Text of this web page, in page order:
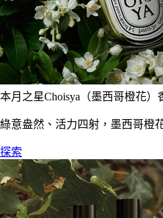
本月之星Choisya（墨西哥橙花）
綠意盎然、活力四射，墨西哥橙
探索